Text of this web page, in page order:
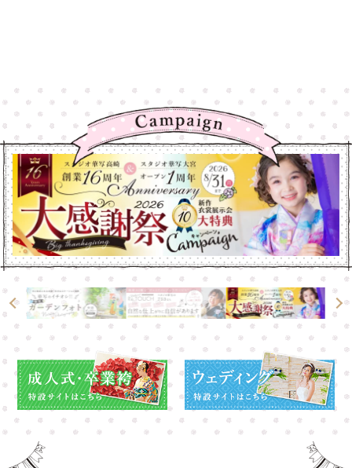
高崎店
大宮店
高崎店
大宮店